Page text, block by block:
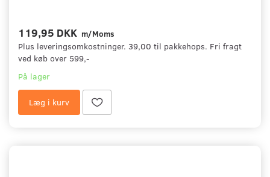
119,95 DKK m/Moms
Plus leveringsomkostninger. 39,00 til pakkehops. Fri fragt
ved køb over 599,-
På lager
Læg i kurv